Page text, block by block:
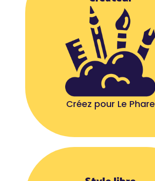
Créez pour Le Phare